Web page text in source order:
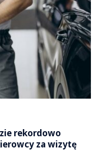
rekordowo
za wizytę